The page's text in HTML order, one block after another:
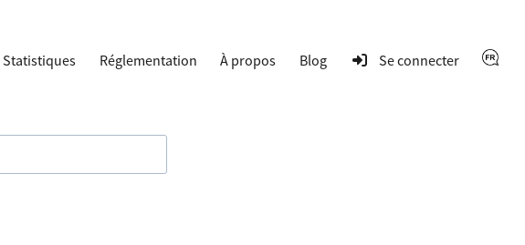
Statistiques Réglementation À propos Blog Se connecter